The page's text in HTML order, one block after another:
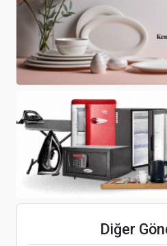
Diğer
Malezya ve
kooperatiflerinin
Turizmde vize engelinin
Merkezi’nde